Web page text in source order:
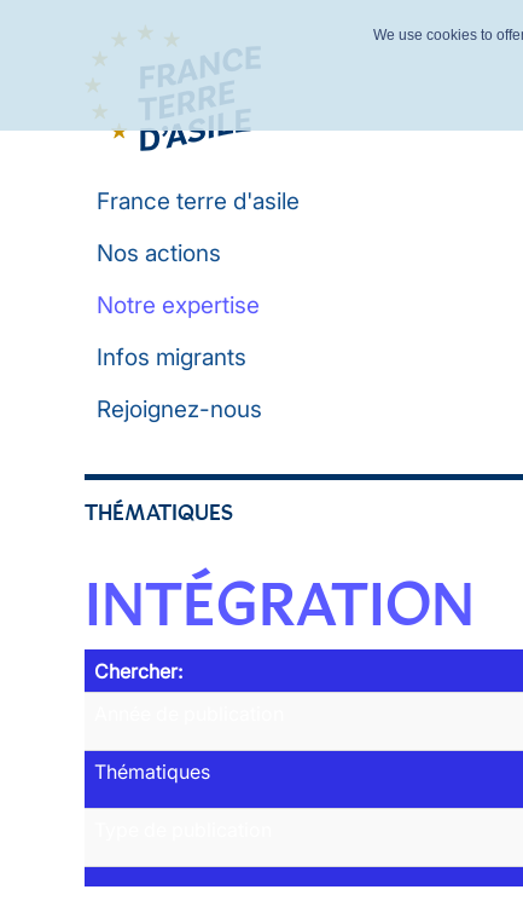
France terre d'asile
Nos actions
Notre expertise
Infos migrants
Rejoignez-nous
THÉMATIQUES
INTÉGRATION
Chercher:
Thématiques
We use cookies to